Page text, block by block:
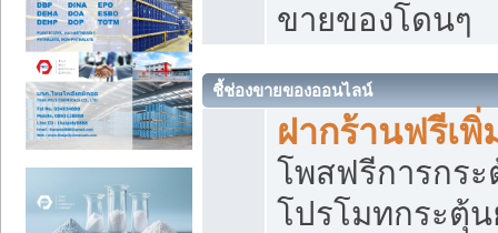
ขายของโดนๆ
ชี้ช่องขายของออนไลน์
ฝากร้านฟรีเ
โพสฟรีการกร
โปรโมทกระตุ้